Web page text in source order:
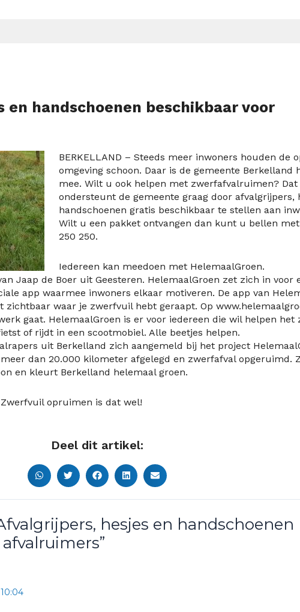
en handschoenen beschikbaar voor
BERKELLAND – Steeds meer inwoners houden de
omgeving schoon. Daar is de gemeente Berkelland
mee. Wilt u ook helpen met zwerfafvalruimen? Dat
ondersteunt de gemeente graag door afvalgrijpers,
handschoenen gratis beschikbaar te stellen aan
Wilt u een pakket ontvangen dan kunt u bellen
250 250.
Iedereen kan meedoen met HelemaalGroen.
Jaap de Boer uit Geesteren. HelemaalGroen zet zich in voor
app waarmee inwoners elkaar motiveren. De app van
zichtbaar waar je zwerfvuil hebt geraapt. Op
gaat. HelemaalGroen is er voor iedereen die wil helpen het
of rijdt in een scootmobiel. Alle beetjes helpen.
uit Berkelland zich aangemeld bij het project
dan 20.000 kilometer afgelegd en zwerfafval opgeruimd.
en kleurt Berkelland helemaal groen.
opruimen is dat wel!
Deel dit artikel:
hesjes en handschoenen